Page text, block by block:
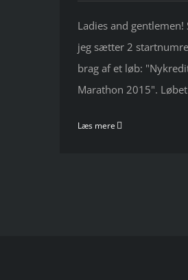
Ladies and
jeg sætter 2
brag af et løb:
Marathon 2015".
Læs mere